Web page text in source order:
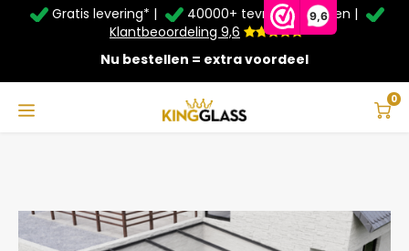
9,6
Service & Contact
Afhalen
Taal
Deutsch
Gratis levering* |
40000+ tevreden klanten |
Klantbeoordeling 9,6
Nu bestellen = extra voordeel
0
Zomer Deals: Tot 20% kortingop schuifwanden en
veranda's +€20extra kassa korting*
Carport in zwart van 3,06 x 3,5 meter